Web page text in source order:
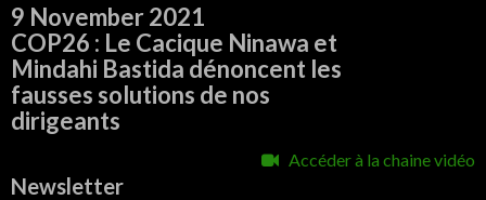
9 November 2021
COP26 : Le Cacique Ninawa et
Mindahi Bastida dénoncent les
fausses solutions de nos
dirigeants
Accéder à la chaine vidéo
Newsletter